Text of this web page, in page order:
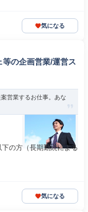
気になる
等の企画営業/運営ス
営業するお仕事。あな
の方（長期勤続による
気になる